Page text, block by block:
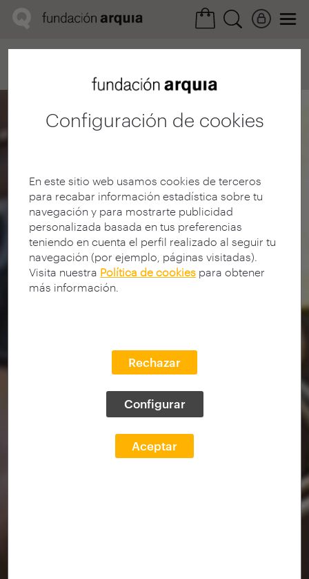
Configuración de cookies
En este sitio web usamos cookies de terceros
para recabar información estadística sobre tu
navegación y para mostrarte publicidad
personalizada basada en tus preferencias
teniendo en cuenta el perfil realizado al seguir tu
navegación (por ejemplo, páginas visitadas).
Visita nuestra Política de cookies para obtener
más información.
Rechazar
Configurar
Aceptar